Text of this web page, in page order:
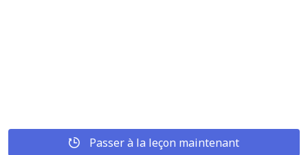
Passer à la leçon maintenant